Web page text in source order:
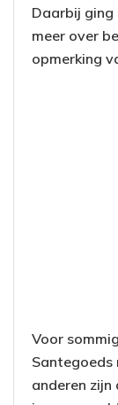
Daarbij ging
meer over
opmerking
Voor
Santegoeds
anderen